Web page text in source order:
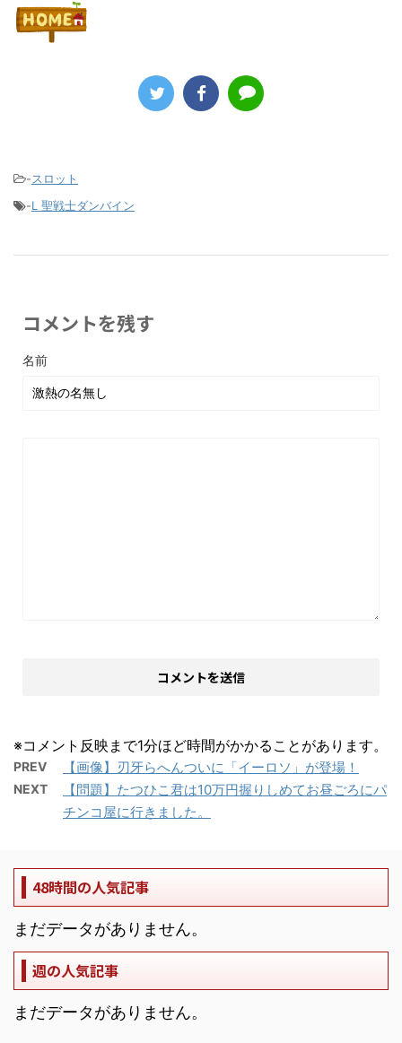
-スロット
-L 聖戦士ダンバイン
コメントを残す
名前
※コメント反映まで1分ほど時間がかかることがあります。
PREV 【画像】刃牙らへんついに「イーロソ」が登場！
NEXT
【問題】たつひこ君は10万円握りしめてお昼ごろにパ
チンコ屋に行きました。
48時間の人気記事
まだデータがありません。
週の人気記事
まだデータがありません。